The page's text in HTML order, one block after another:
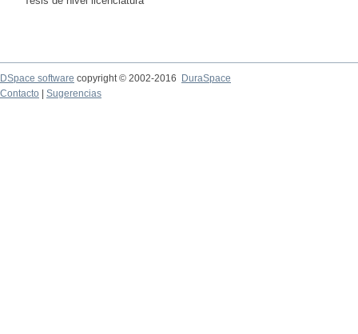
DSpace software copyright © 2002-2016
DuraSpace
Contacto
Sugerencias